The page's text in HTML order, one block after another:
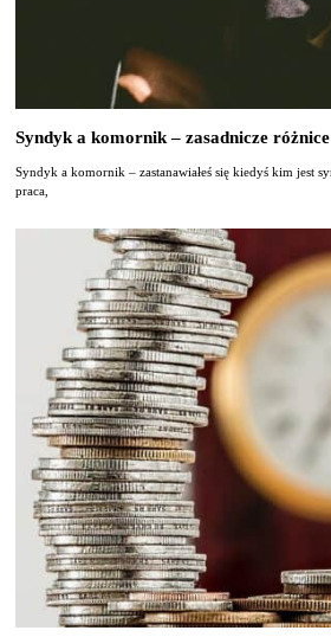
Syndyk a komornik – zasadnicze różnice
Syndyk a komornik – zastanawiałeś się kiedyś kim jest
praca,